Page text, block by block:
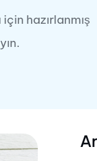
hazırlanmış